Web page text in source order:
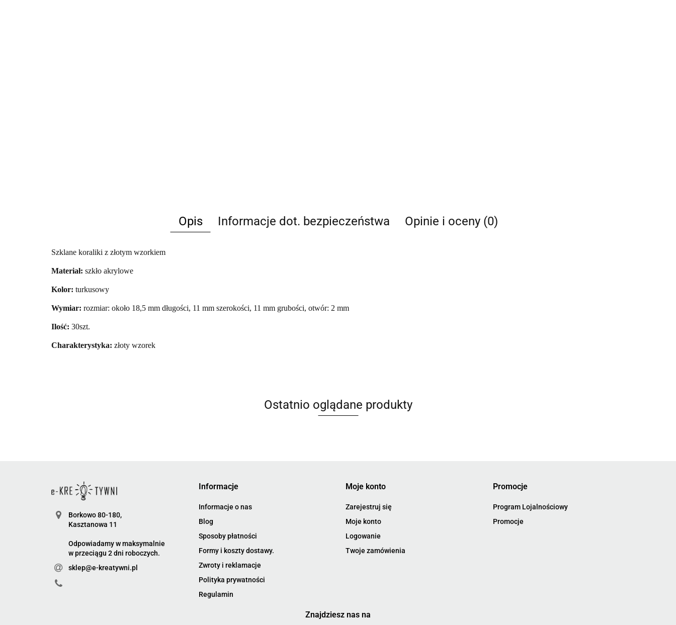
Opis Informacje dot. bezpieczeństwa Opinie i oceny (0)
Szklane koraliki z złotym wzorkiem
Materiał: szkło akrylowe
Kolor: turkusowy
Wymiar: rozmiar: około 18,5 mm długości, 11 mm szerokości, 11 mm grubości, otwór: 2 mm
Ilość: 30szt.
Charakterystyka: złoty wzorek
Ostatnio oglądane produkty
Borkowo 80-180,
Kasztanowa 11
Odpowiadamy w maksymalnie
w przeciągu 2 dni roboczych.
sklep@e-kreatywni.pl
Informacje
Informacje o nas
Blog
Sposoby płatności
Formy i koszty dostawy.
Zwroty i reklamacje
Polityka prywatności
Regulamin
Moje konto
Zarejestruj się
Moje konto
Logowanie
Twoje zamówienia
Promocje
Program Lojalnościowy
Promocje
Znajdziesz nas na